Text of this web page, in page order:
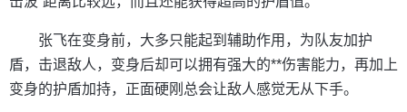
张飞在变身前，大多只能起到辅助作用，为队友加护
盾，击退敌人，变身后却可以拥有强大的**伤害能力，再加上
变身的护盾加持，正面硬刚总会让敌人感觉无从下手。